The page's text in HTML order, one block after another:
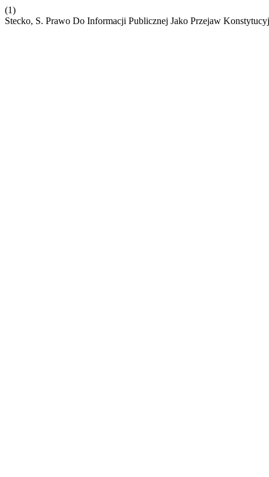
(1)
Stecko, S. Prawo Do Informacji Publicznej Jako Przejaw